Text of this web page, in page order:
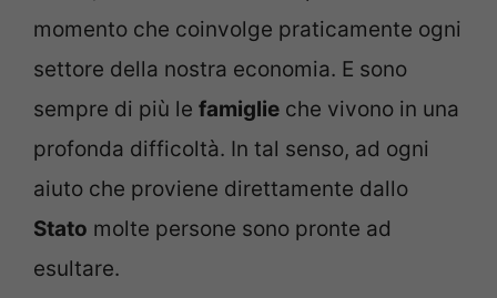
momento che coinvolge praticamente ogni
settore della nostra economia. E sono
sempre di più le famiglie che vivono in una
profonda difficoltà. In tal senso, ad ogni
aiuto che proviene direttamente dallo
Stato molte persone sono pronte ad
esultare.